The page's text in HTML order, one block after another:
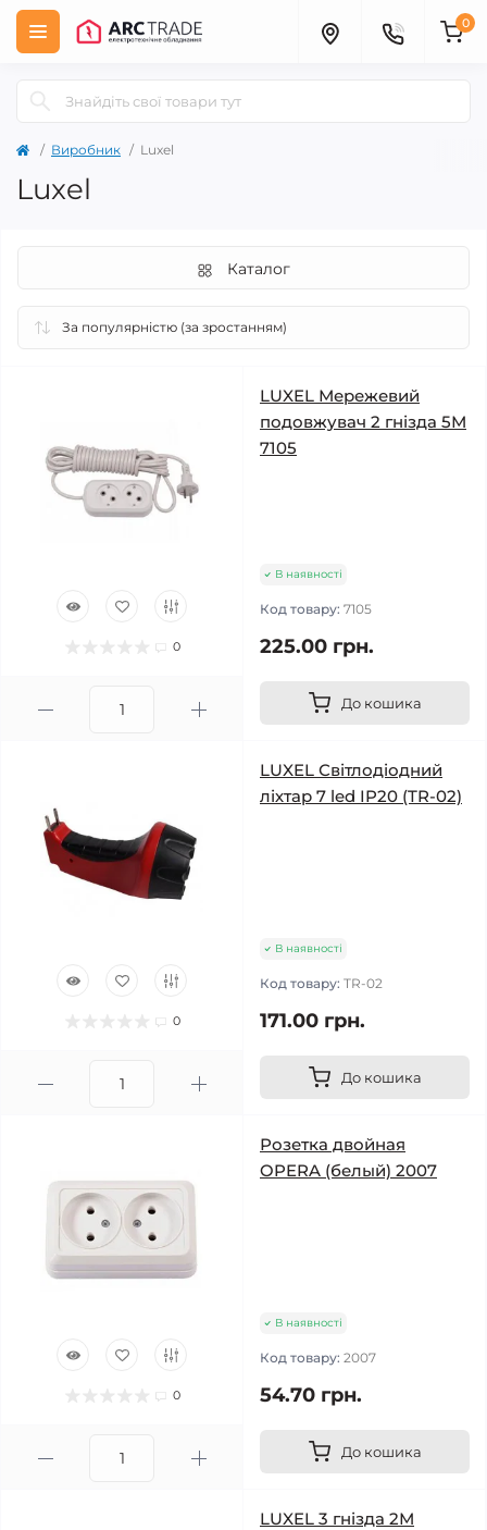
0
Виробник Luxel
Luxel
Каталог
0
LUXEL Мережевий
подовжувач 2 гнізда 5М
7105
В наявності
Код товару: 7105
225.00 грн.
До кошика
0
LUXEL Світлодіодний
ліхтар 7 led IP20 (TR-02)
В наявності
Код товару: TR-02
171.00 грн.
До кошика
0
Розетка двойная
OPERA (белый) 2007
В наявності
Код товару: 2007
54.70 грн.
До кошика
LUXEL 3 гнізда 2М